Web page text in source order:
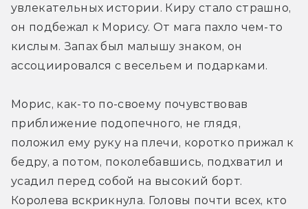
увлекательных истории. Киру стало страшно,
он подбежал к Морису. От мага пахло чем-то
кислым. Запах был малышу знаком, он
ассоциировался с весельем и подарками.
Морис, как-то по-своему почувствовав
приближение подопечного, не глядя,
положил ему руку на плечи, коротко прижал к
бедру, а потом, поколебавшись, подхватил и
усадил перед собой на высокий борт.
Королева вскрикнула. Головы почти всех, кто